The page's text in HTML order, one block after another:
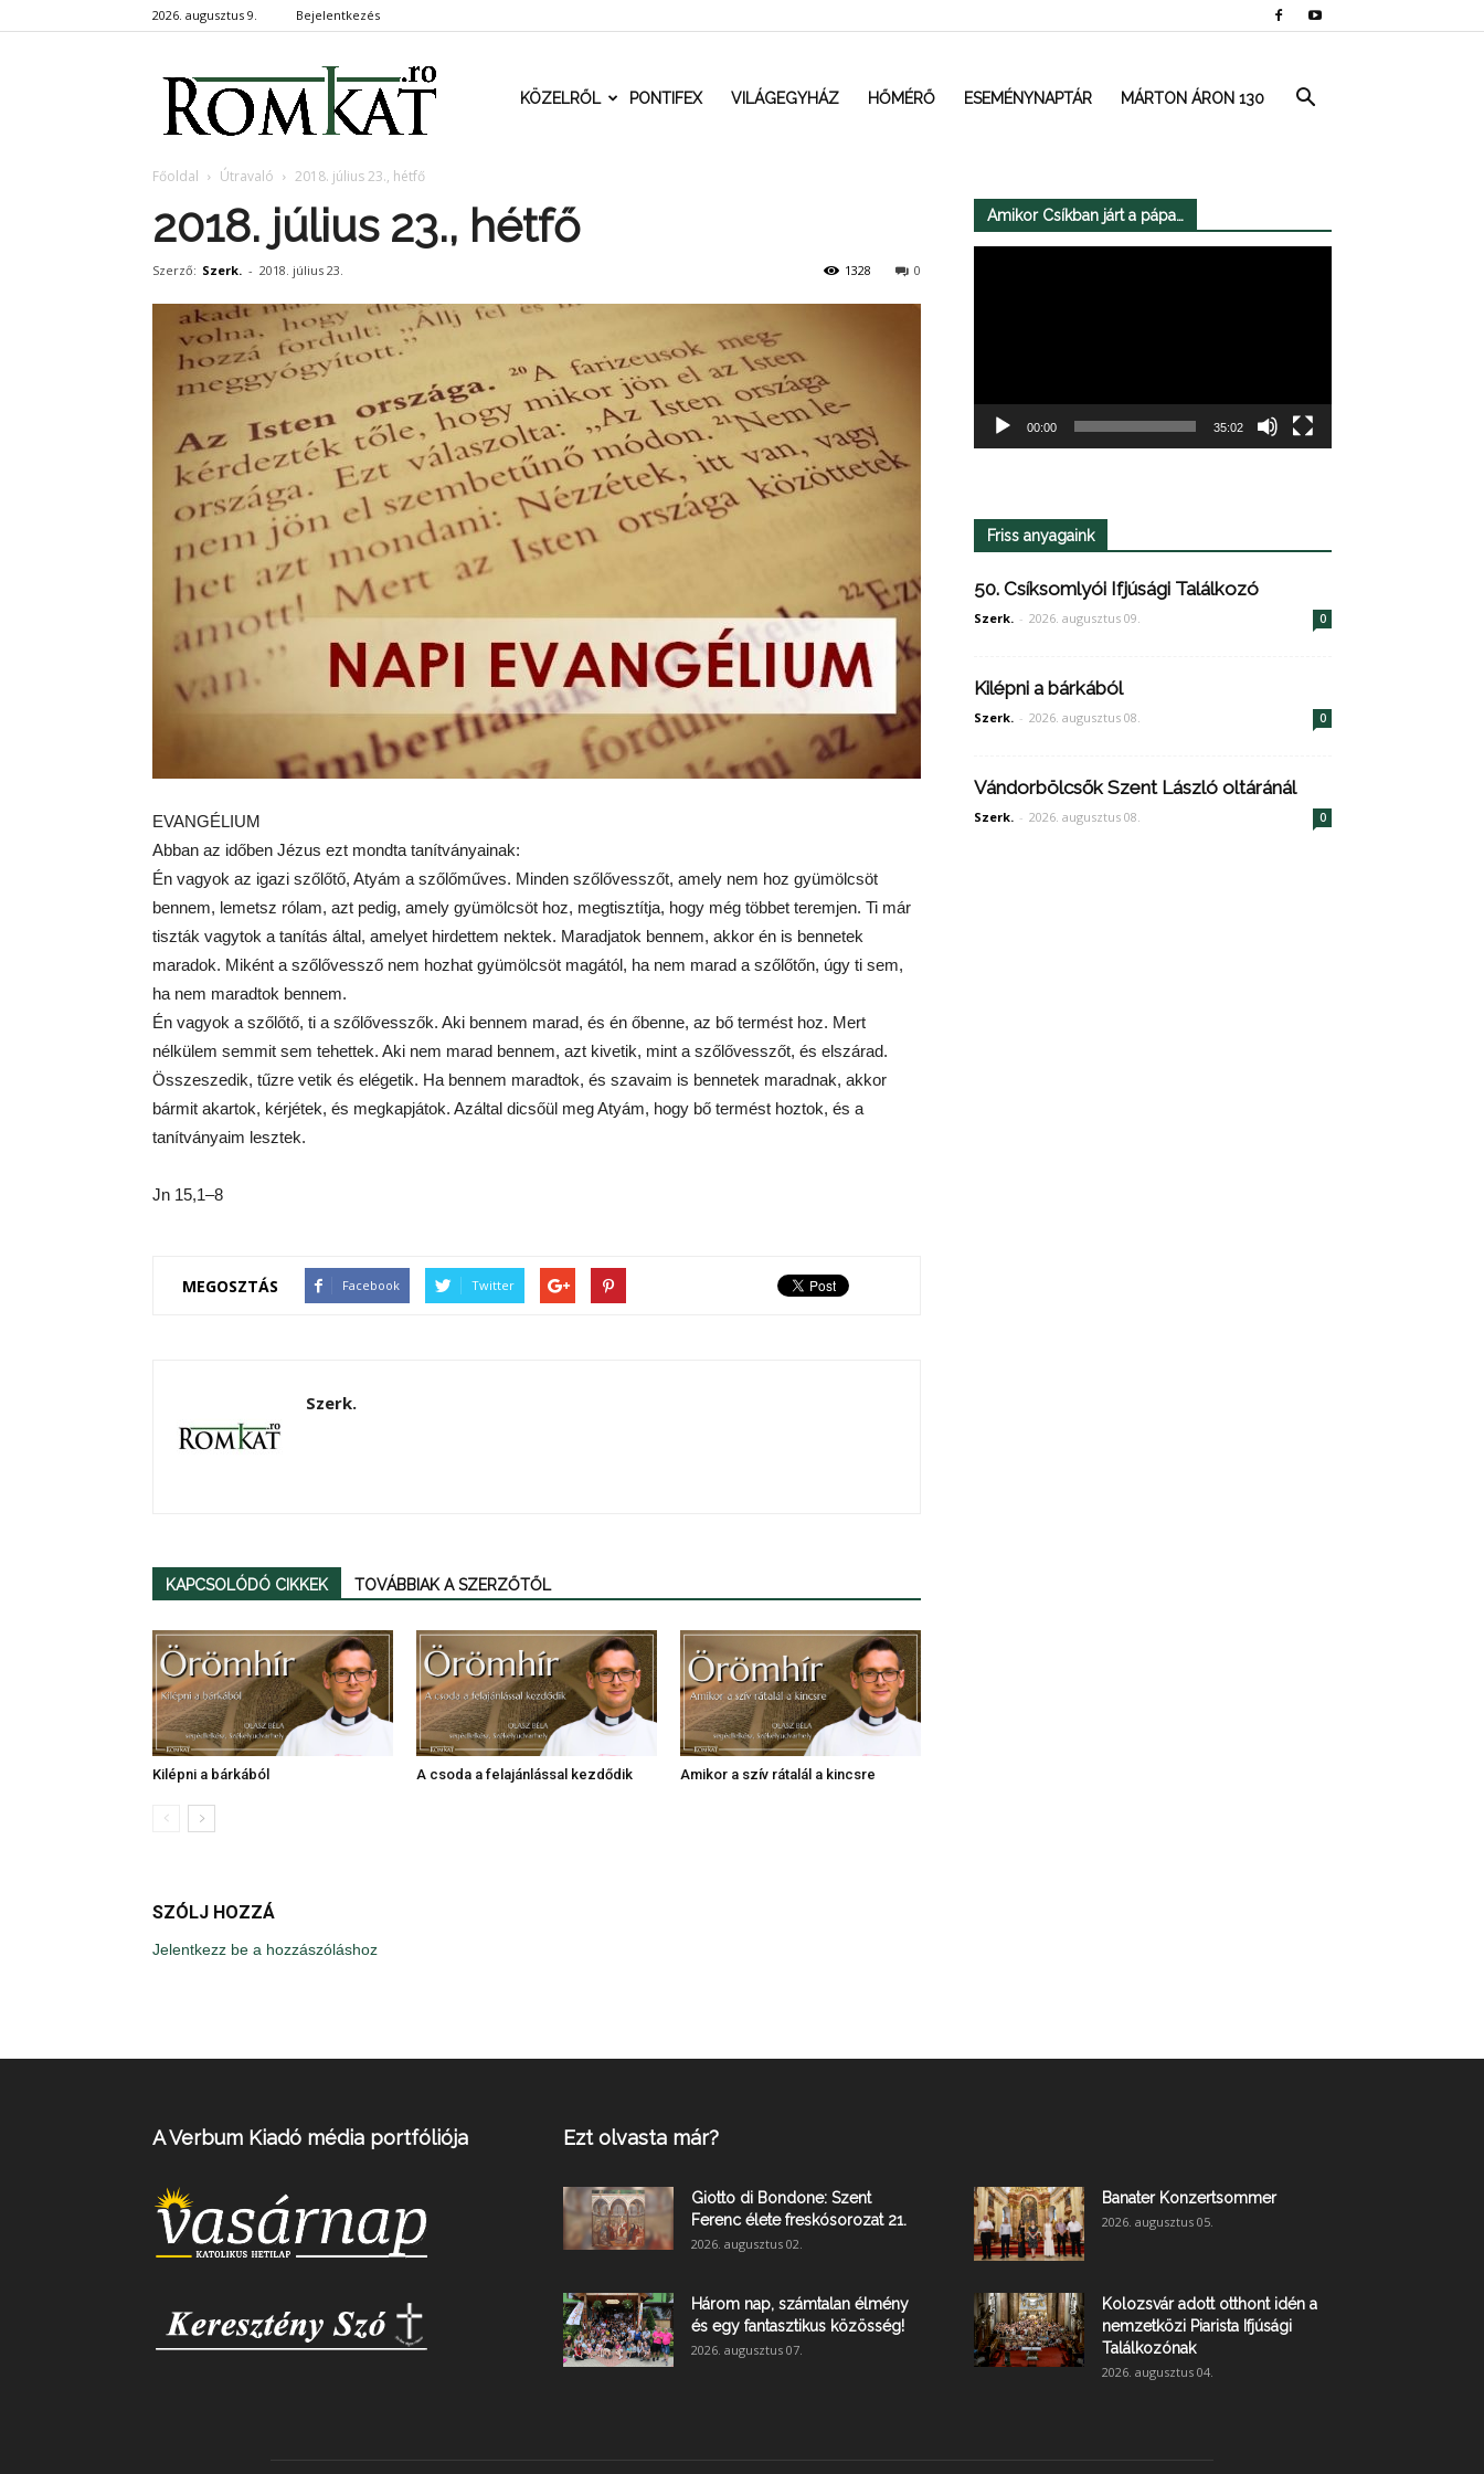
2026. augusztus 9. Bejelentkezés
RomKat.roKÖZELRŐL PONTIFEX VILÁGEGYHÁZ HŐMÉRŐ ESEMÉNYNAPTÁR MÁRTON ÁRON 130
Főoldal Útravaló 2018. július 23., hétfő
2018. július 23., hétfő
Szerző: Szerk. - 2018. július 23. 0
1328
EVANGÉLIUM
Abban az időben Jézus ezt mondta tanítványainak:
Én vagyok az igazi szőlőtő, Atyám a szőlőműves. Minden szőlővesszőt, amely nem hoz gyümölcsöt
bennem, lemetsz rólam, azt pedig, amely gyümölcsöt hoz, megtisztítja, hogy még többet teremjen. Ti már
tiszták vagytok a tanítás által, amelyet hirdettem nektek. Maradjatok bennem, akkor én is bennetek
maradok. Miként a szőlővessző nem hozhat gyümölcsöt magától, ha nem marad a szőlőtőn, úgy ti sem,
ha nem maradtok bennem.
Én vagyok a szőlőtő, ti a szőlővesszők. Aki bennem marad, és én őbenne, az bő termést hoz. Mert
nélkülem semmit sem tehettek. Aki nem marad bennem, azt kivetik, mint a szőlővesszőt, és elszárad.
Összeszedik, tűzre vetik és elégetik. Ha bennem maradtok, és szavaim is bennetek maradnak, akkor
bármit akartok, kérjétek, és megkapjátok. Azáltal dicsőül meg Atyám, hogy bő termést hoztok, és a
tanítványaim lesztek.
Jn 15,1–8
MEGOSZTÁS Facebook Twitter
Szerk.
KAPCSOLÓDÓ CIKKEK TOVÁBBIAK A SZERZŐTŐL
Kilépni a bárkából A csoda a felajánlással kezdődik Amikor a szív rátalál a kincsre
SZÓLJ HOZZÁ
Jelentkezz be a hozzászóláshoz
Amikor Csíkban járt a pápa…
00:00 35:02
Friss anyagaink
50. Csíksomlyói Ifjúsági Találkozó
Szerk. - 2026. augusztus 09. 0
Kilépni a bárkából
Szerk. - 2026. augusztus 08. 0
Vándorbölcsők Szent László oltáránál
Szerk. - 2026. augusztus 08. 0
A Verbum Kiadó média portfóliója Ezt olvasta már?
Giotto di Bondone: Szent
Ferenc élete freskósorozat 21.
2026. augusztus 02.
Banater Konzertsommer
2026. augusztus 05.
Három nap, számtalan élmény
és egy fantasztikus közösség!
2026. augusztus 07.
Kolozsvár adott otthont idén a
nemzetközi Piarista Ifjúsági
Találkozónak
2026. augusztus 04.